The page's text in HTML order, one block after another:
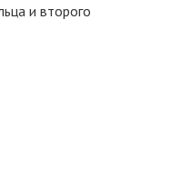
и второго